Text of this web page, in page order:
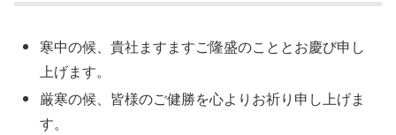
寒中の候、貴社ますますご隆盛のこととお慶び申し
上げます。
厳寒の候、皆様のご健勝を心よりお祈り申し上げま
す。